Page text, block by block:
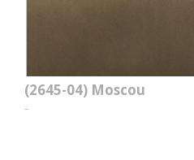
(2645-04) Moscou
-